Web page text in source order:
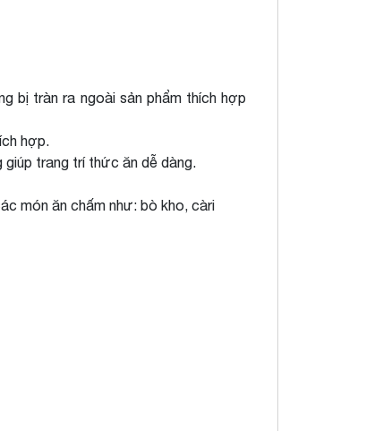
bị tràn ra ngoài sản phẩm thích hợp
hợp.
trang trí thức ăn dễ dàng.
món ăn chấm như: bò kho, càri